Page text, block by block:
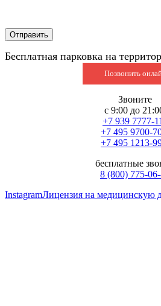
Бесплатная парковка на
Позвонить
Звоните
с 9:00 до
+7 939 7777-
+7 495 9700-
+7 495 1213-
бесплатные
8 (800) 775-
InstagramЛицензия на медицинскую